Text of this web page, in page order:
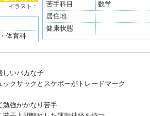
イラスト：
体育科
苦手科目
数学
居住地
健康状態
しいバカな子
クサックとスケボーがトレードマーク
勉強がかなり苦手